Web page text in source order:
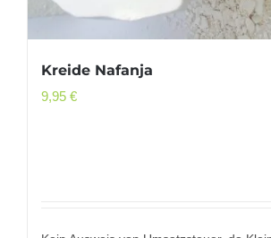
Kreide Nafanja
9,95 €